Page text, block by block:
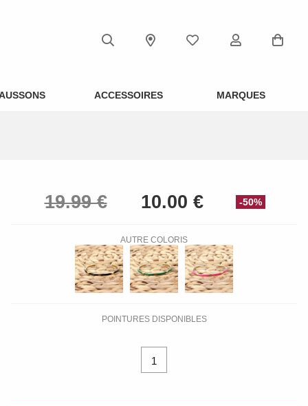
ACCESSOIRES MARQUES
-50%
AUTRE COLORIS
POINTURES DISPONIBLES
1